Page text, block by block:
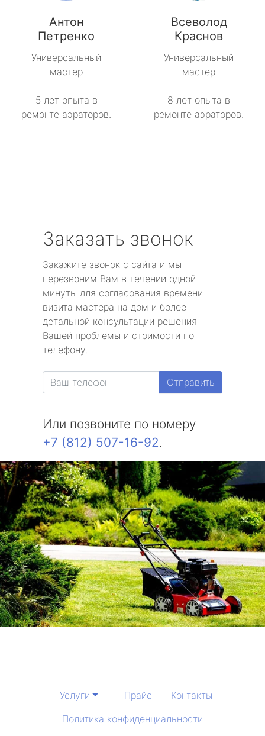
Антон
Петренко
Универсальный
мастер
5 лет опыта в
ремонте аэраторов.
Всеволод
Краснов
Универсальный
мастер
8 лет опыта в
ремонте аэраторов.
Заказать звонок
Закажите звонок с сайта и мы
перезвоним Вам в течении одной
минуты для согласования времени
визита мастера на дом и более
детальной консультации решения
Вашей проблемы и стоимости по
телефону.
Отправить
Или позвоните по номеру
+7 (812) 507-16-92.
Услуги Прайс
Контакты
Политика конфиденциальности